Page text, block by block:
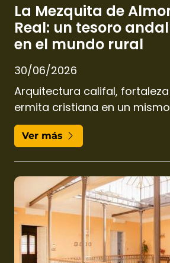
La Mezquita de
Real: un tesoro
en el mundo rural
30/06/2026
Arquitectura califal,
ermita cristiana en un
Ver más